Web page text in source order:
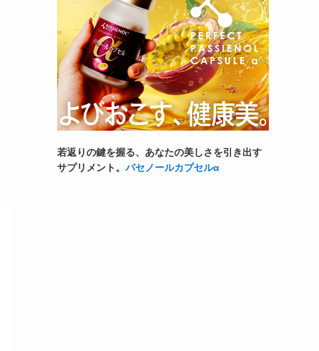
若返りの鍵を握る、あなたの美しさを引き出す
サプリメント。 パセノールカプセルα